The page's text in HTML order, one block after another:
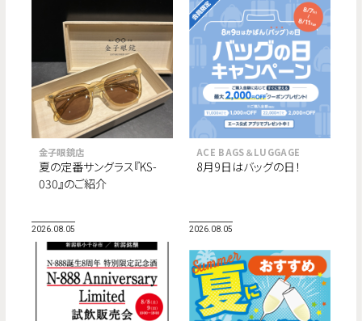
金子眼鏡店
夏の定番サングラス『KS-
030』のご紹介
ACE BAGS＆LUGGAGE
8月9日はバッグの日！
2026.08.05 2026.08.05